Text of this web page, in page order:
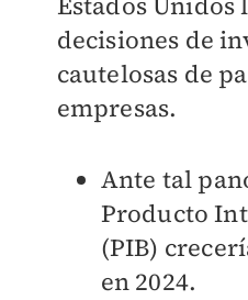
decisiones de
cautelosas de
empresas.
Ante tal
Producto
(PIB)
en 2024.